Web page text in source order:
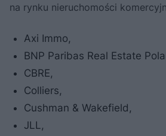
na rynku nieruchomości
Axi Immo,
BNP Paribas Real Estate
CBRE,
Colliers,
Cushman & Wakefield,
JLL,